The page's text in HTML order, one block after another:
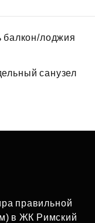
балкон/лоджия
санузел
правильной
в ЖК Римский